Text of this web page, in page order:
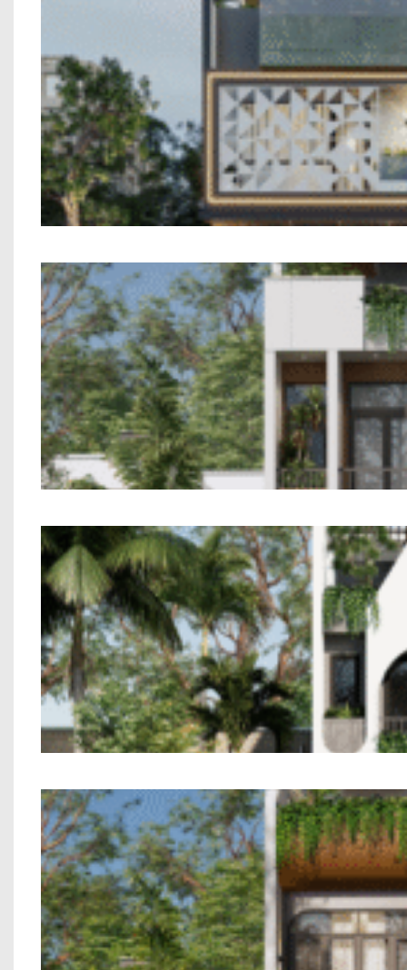
Mẫu Nhà Phố 2
Mẫu Nhà Phố 2
Mẫu Nhà Phố 2